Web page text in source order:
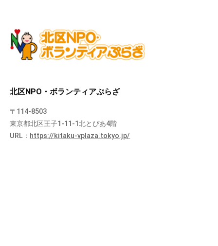
北区NPO・ボランティアぷらざ
〒114-8503
東京都北区王子1-11-1北とぴあ4階
URL： https://kitaku-vplaza.tokyo.jp/